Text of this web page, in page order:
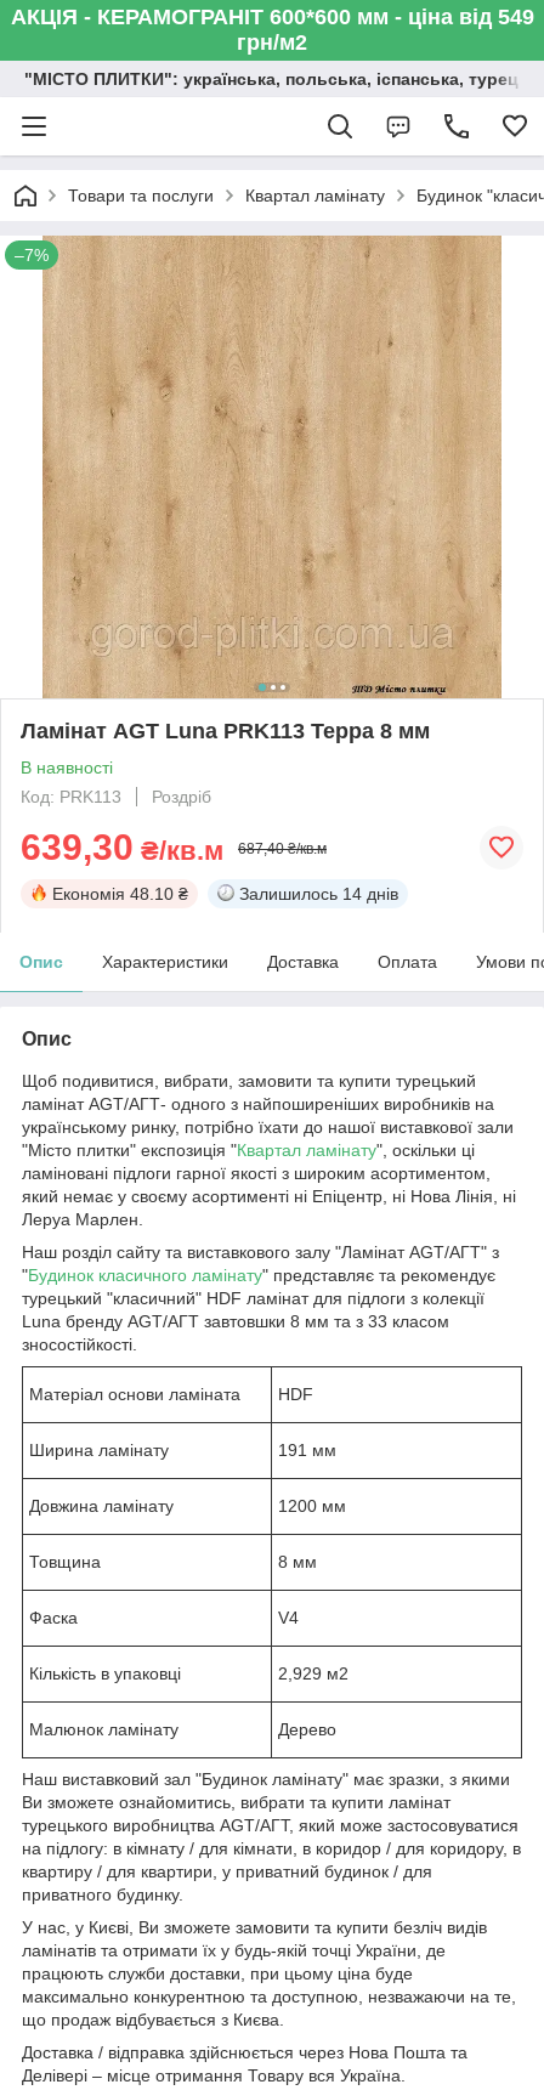
АКЦІЯ - КЕРАМОГРАНІТ 600*600 мм - ціна від 549
грн/м2
"МІСТО ПЛИТКИ": українська, польська, іспанська,
Товари та послуги Квартал ламінату Будинок
–7%
Ламінат AGT Luna PRK113 Терра 8 мм
В наявності
Код: PRK113
Роздріб
639,30 ₴/кв.м 687,40 ₴/кв.м
Економія 48.10 ₴ Залишилось 14 днів
Опис Характеристики Доставка Оплата Умови
Опис
Щоб подивитися, вибрати, замовити та купити турецький
ламінат AGT/АГТ- одного з найпоширеніших виробників на
українському ринку, потрібно їхати до нашої виставкової зали
"Місто плитки" експозиція "Квартал ламінату", оскільки ці
ламіновані підлоги гарної якості з широким асортиментом,
який немає у своєму асортименті ні Епіцентр, ні Нова Лінія, ні
Леруа Марлен.
Наш розділ сайту та виставкового залу "Ламінат AGT/АГТ" з
"Будинок класичного ламінату" представляє та рекомендує
турецький "класичний" HDF ламінат для підлоги з колекції
Luna бренду AGT/АГТ завтовшки 8 мм та з 33 класом
зносостійкості.
Матеріал основи ламіната HDF
Ширина ламінату 191 мм
Довжина ламінату 1200 мм
Товщина 8 мм
Фаска V4
Кількість в упаковці 2,929 м2
Малюнок ламінату Дерево
Наш виставковий зал "Будинок ламінату" має зразки, з якими
Ви зможете ознайомитись, вибрати та купити ламінат
турецького виробництва AGT/АГТ, який може застосовуватися
на підлогу: в кімнату / для кімнати, в коридор / для коридору, в
квартиру / для квартири, у приватний будинок / для
приватного будинку.
У нас, у Києві, Ви зможете замовити та купити безліч видів
ламінатів та отримати їх у будь-якій точці України, де
працюють служби доставки, при цьому ціна буде
максимально конкурентною та доступною, незважаючи на те,
що продаж відбувається з Києва.
Доставка / відправка здійснюється через Нова Пошта та
Делівері – місце отримання Товару вся Україна.